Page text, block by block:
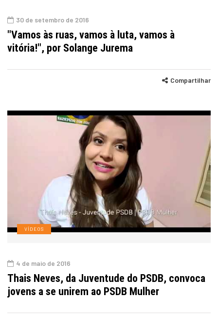
30 de setembro de 2016
"Vamos às ruas, vamos à luta, vamos à
vitória!", por Solange Jurema
Compartilhar
VÍDEOS
4 de maio de 2016
Thais Neves, da Juventude do PSDB, convoca
jovens a se unirem ao PSDB Mulher